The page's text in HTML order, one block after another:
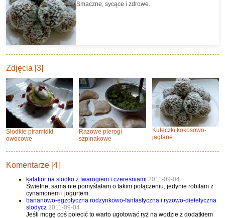
Smaczne, sycące i zdrowe.
Zdjęcia [3]
Słodkie piramidki
owocowe
Razowe pierogi
szpinakowe
Kuleczki kokosowo-
jaglane
Komentarze [4]
kalafior na slodko z twarogiem i czeresniami 2011-09-04
Świetne, sama nie pomyślałam o takim połączeniu, jedynie robiłam z
cynamonem i jogurtem.
bananowo-egzotyczna rodzynkowo-fantastyczna i ryzowo-dietetyczna
slodycz 2011-09-04
Jeśli mogę coś polecić to warto ugotować ryż na wodzie z dodatkiem